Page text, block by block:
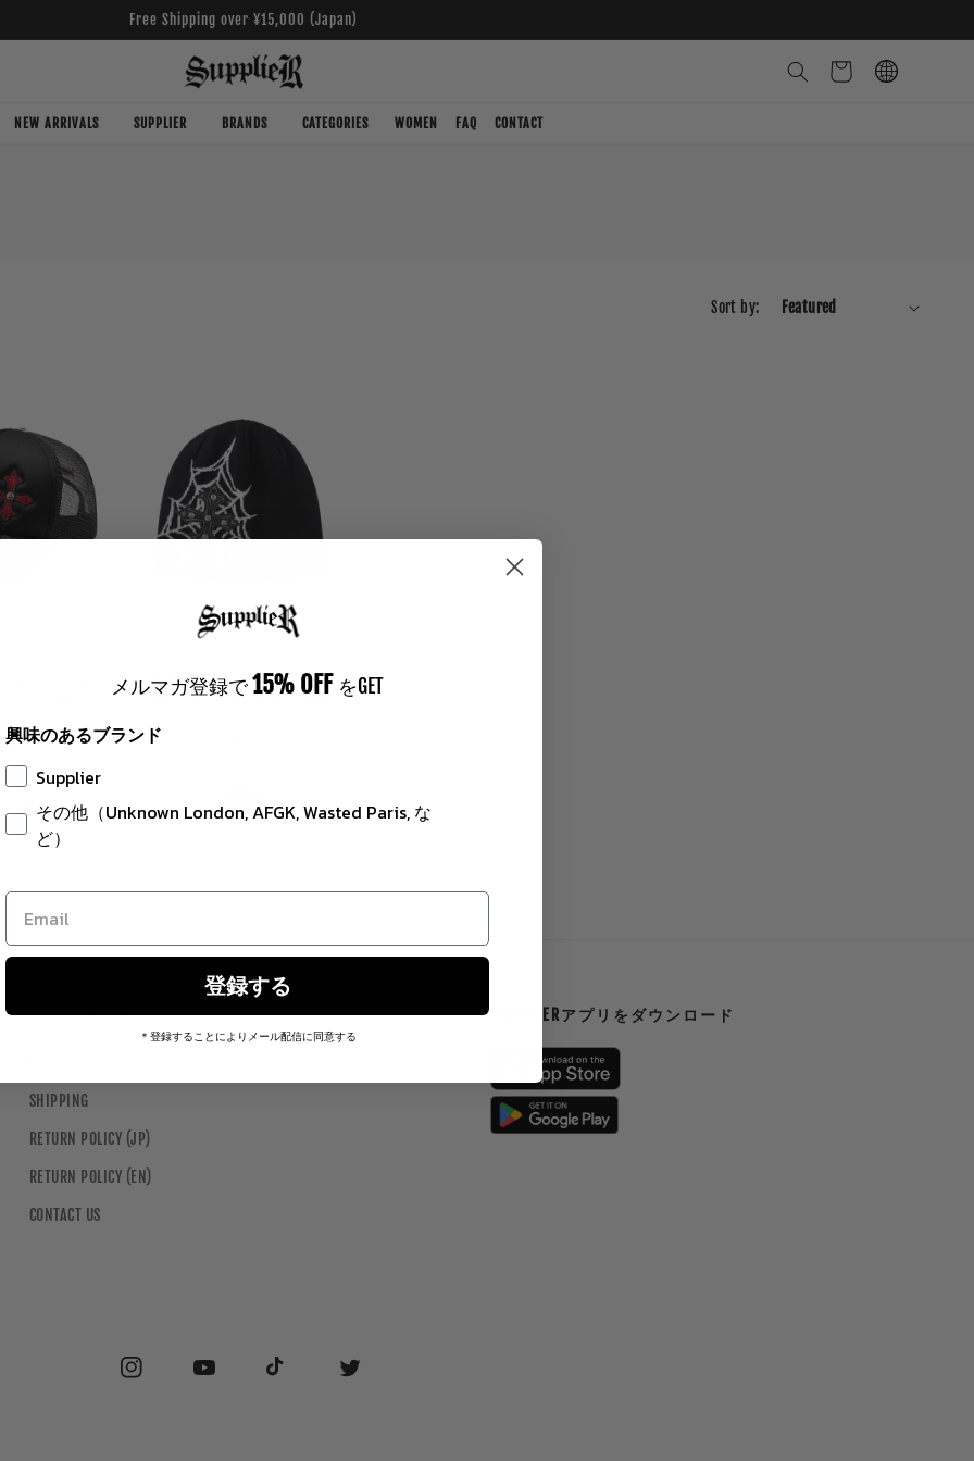
Free Shipping over ¥15,000 (Japan)
NEW ARRIVALS SUPPLIER BRANDS CATEGORIES WOMEN FAQ CONTACT
Cart
Sort by:
Spier Web
Mesh Cap
Vendor:
Noremid X Supplier Spider Web
Cross Leather Patch Beanie
カスタマーサービス
SHIPPING
RETURN POLICY (JP)
RETURN POLICY (EN)
CONTACT US
SUPPLIERアプリをダウンロード
Instagram YouTube TikTok Twitter
メルマガ登録で15% OFF をGET
興味のあるブランド
Supplier
その他（Unknown London, AFGK, Wasted Paris, な
ど）
登録する
＊登録することによりメール配信に同意する